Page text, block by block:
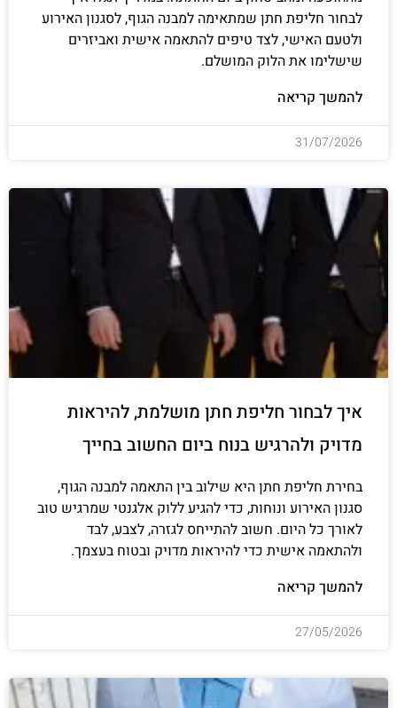
לבחור חליפת חתן שמתאימה למבנה הגוף, לסגנון האירוע
ולטעם האישי, לצד טיפים להתאמה אישית ואביזרים
שישלימו את הלוק המושלם.
להמשך קריאה
31/07/2026
איך לבחור חליפת חתן מושלמת, להיראות
מדויק ולהרגיש בנוח ביום החשוב בחייך
בחירת חליפת חתן היא שילוב בין התאמה למבנה הגוף,
סגנון האירוע ונוחות, כדי להגיע ללוק אלגנטי שמרגיש טוב
לאורך כל היום. חשוב להתייחס לגזרה, לצבע, לבד
ולהתאמה אישית כדי להיראות מדויק ובטוח בעצמך.
להמשך קריאה
27/05/2026